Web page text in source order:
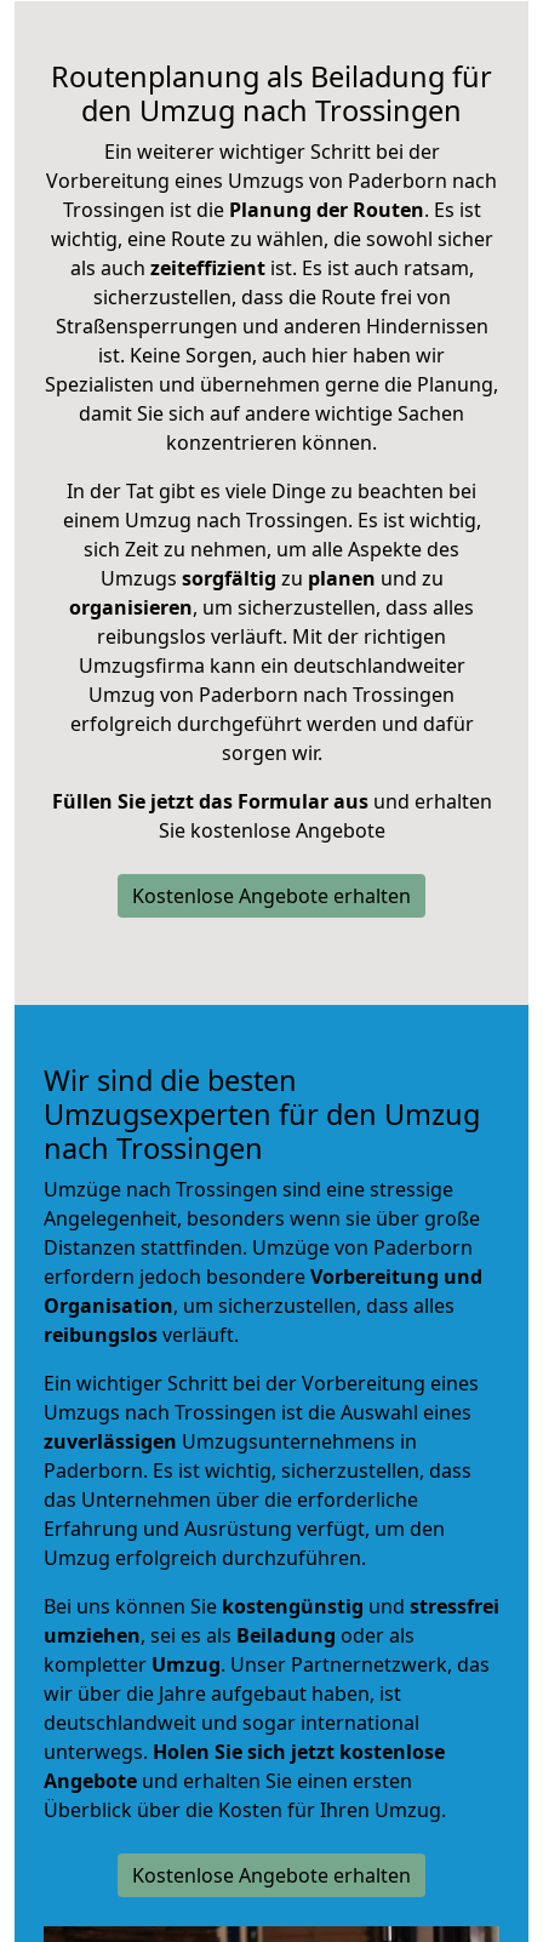
Routenplanung als Beiladung für
den Umzug nach Trossingen
Ein weiterer wichtiger Schritt bei der
Vorbereitung eines Umzugs von Paderborn nach
Trossingen ist diePlanung der Routen. Es ist
wichtig, eine Route zu wählen, die sowohl sicher
als auch zeiteffizientist. Es ist auch ratsam,
sicherzustellen, dass die Route frei von
Straßensperrungen und anderen Hindernissen
ist. Keine Sorgen, auch hier haben wir
Spezialisten und übernehmen gerne die Planung,
damit Sie sich auf andere wichtige Sachen
konzentrieren können.
In der Tat gibt es viele Dinge zu beachten bei
einem Umzug nach Trossingen. Es ist wichtig,
sich Zeit zu nehmen, um alle Aspekte des
Umzugs sorgfältig zu planen und zu
organisieren, um sicherzustellen, dass alles
reibungslos verläuft. Mit der richtigen
Umzugsfirma kann ein deutschlandweiter
Umzug von Paderborn nach Trossingen
erfolgreich durchgeführt werden und dafür
sorgen wir.
Füllen Sie jetzt das Formular ausund erhalten
Sie kostenlose Angebote
Kostenlose Angebote erhalten
Wir sind die besten
Umzugsexperten für den Umzug
nach Trossingen
Umzüge nach Trossingen sind eine stressige
Angelegenheit, besonders wenn sie über große
Distanzen stattfinden. Umzüge von Paderborn
erfordern jedoch besondereVorbereitung und
Organisation, um sicherzustellen, dass alles
reibungslosverläuft.
Ein wichtiger Schritt bei der Vorbereitung eines
Umzugs nach Trossingen ist die Auswahl eines
zuverlässigen Umzugsunternehmens in
Paderborn. Es ist wichtig, sicherzustellen, dass
das Unternehmen über die erforderliche
Erfahrung und Ausrüstung verfügt, um den
Umzug erfolgreich durchzuführen.
Bei uns können Sie kostengünstig und stressfrei
umziehen, sei es als Beiladung oder als
kompletter Umzug. Unser Partnernetzwerk, das
wir über die Jahre aufgebaut haben, ist
deutschlandweit und sogar international
unterwegs. Holen Sie sich jetzt kostenlose
Angebote und erhalten Sie einen ersten
Überblick über die Kosten für Ihren Umzug.
Kostenlose Angebote erhalten